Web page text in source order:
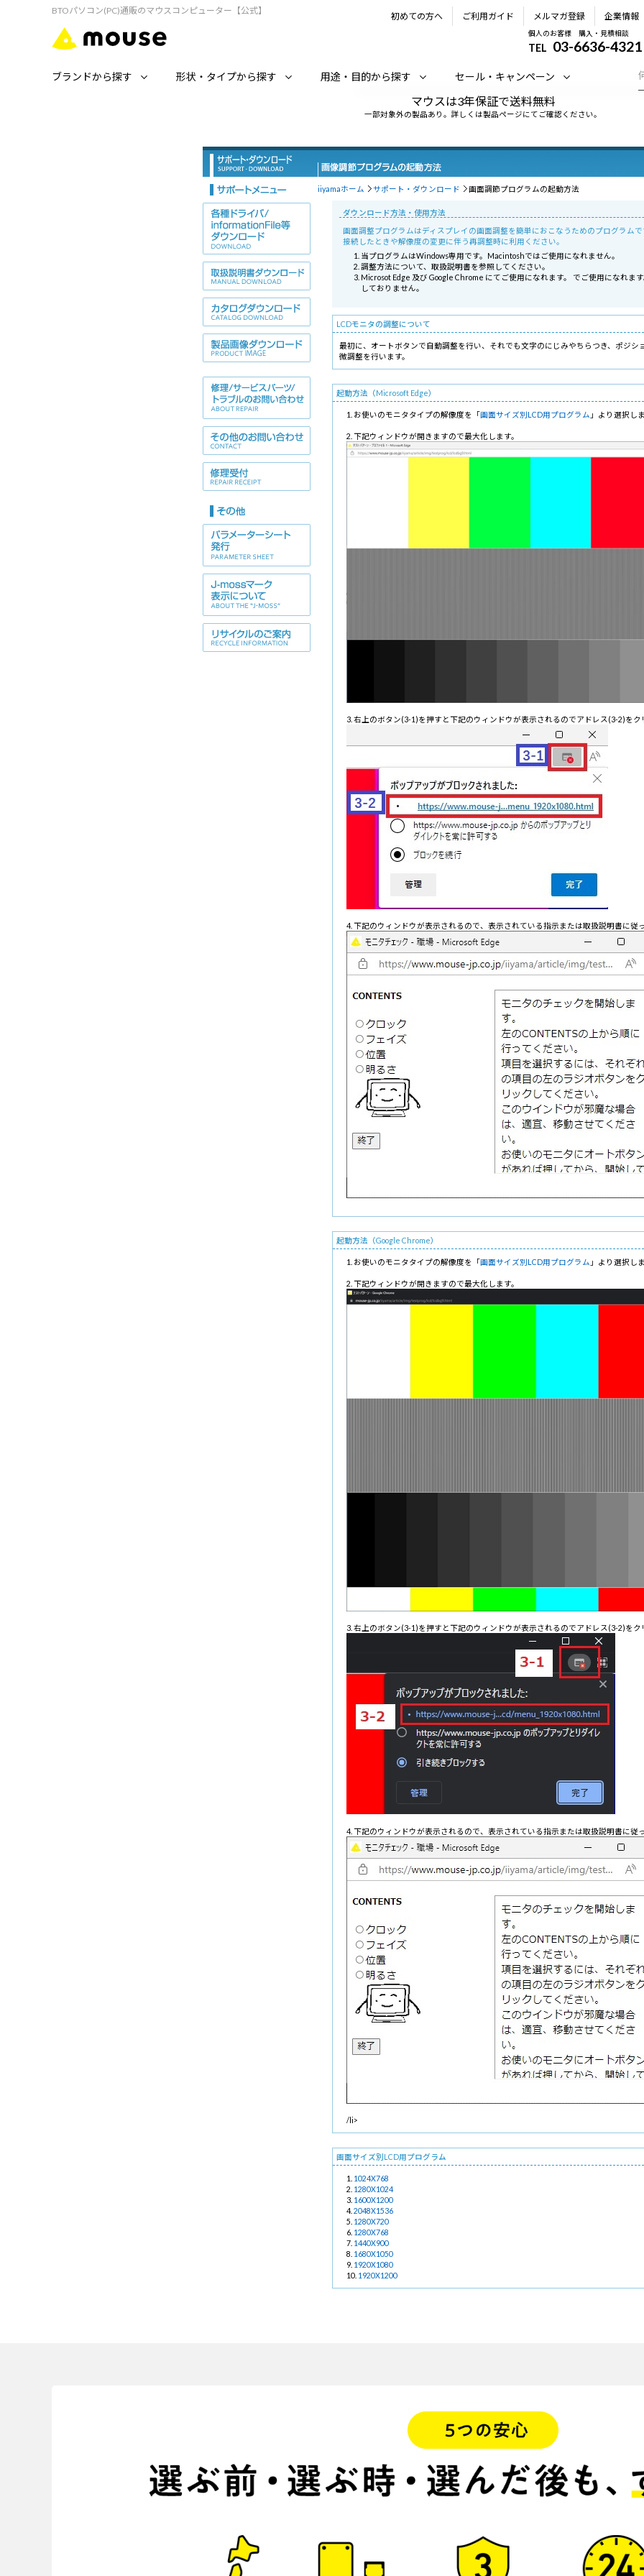
BTOパソコン(PC)通販のマウスコンピューター【公式】
初めての方へ ご利用ガイド メルマガ登録 企業情報
個人のお客様 購入・見積相談
TEL 03-6636-4321
ブランドから探す 形状・タイプから探す 用途・目的から探す セール・キャンペーン
マウスは3年保証で送料無料
一部対象外の製品あり。詳しくは製品ページにてご確認ください。
iiyamaホーム サポート・ダウンロード 画面調節プログラムの起動方法
ダウンロード方法・使用方法
画面調整プログラムはディスプレイの画面調整を簡単におこなうためのプログラム
接続したときや解像度の変更に伴う再調整時に利用ください。
当プログラムはWindows専用です。Macintoshではご使用になれません。
調整方法について、取扱説明書を参照してください。
Microsot Edge 及び Google Chrome にてご使用になれます。 でご使用になれま
しておりません。
LCDモニタの調整について
最初に、オートボタンで自動調整を行い、それでも文字のにじみやちらつき、ポジシ
微調整を行います。
起動方法（Microsoft Edge）
お使いのモニタタイプの解像度を「画面サイズ別LCD用プログラム 」より選択し
下記ウィンドウが開きますので最大化します。
右上のボタン(3-1)を押すと下記のウィンドウが表示されるのでアドレス(3-2)をク
下記のウィンドウが表示されるので、表示されている指示または取扱説明書に従
起動方法（Google Chrome）
お使いのモニタタイプの解像度を「画面サイズ別LCD用プログラム 」より選択し
下記ウィンドウが開きますので最大化します。
右上のボタン(3-1)を押すと下記のウィンドウが表示されるのでアドレス(3-2)をク
下記のウィンドウが表示されるので、表示されている指示または取扱説明書に従
/li>
画面サイズ別LCD用プログラム
1024X768
1280X1024
1600X1200
2048X1536
1280X720
1280X768
1440X900
1680X1050
1920X1080
1920X1200